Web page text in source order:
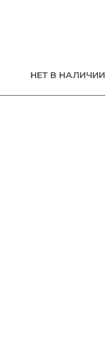
НЕТ В НАЛИЧИИ